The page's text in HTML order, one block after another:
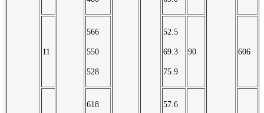
11
566
550
528
52.5
69.3
75.9
90 606
618 57.6